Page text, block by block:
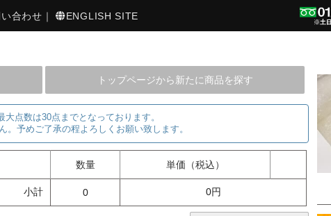
合わせ ｜ ENGLISH SITE
トップページから新たに商品を探す
大点数は30点までとなっております。
。予めご了承の程よろしくお願い致します。
数量 単価（税込）
小計 0 0円